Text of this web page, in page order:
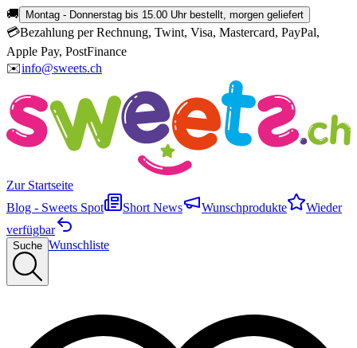
🚚 Montag - Donnerstag bis 15.00 Uhr bestellt, morgen geliefert
💳Bezahlung per Rechnung, Twint, Visa, Mastercard, PayPal,
Apple Pay, PostFinance
✉️info@sweets.ch
Zur Startseite
Blog - Sweets Spot
Short News Wunschprodukte
Wieder
verfügbar
Suche Wunschliste